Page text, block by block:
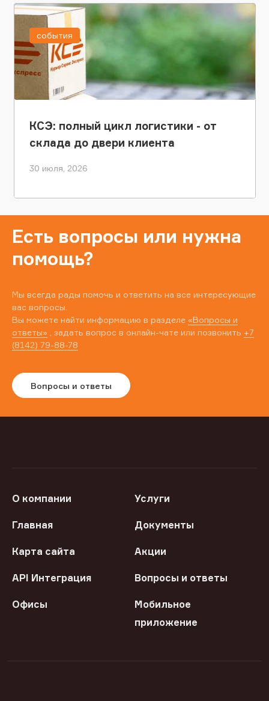
КСЭ: полный цикл логистики - от
склада до двери клиента
30 июля, 2026
события
Есть вопросы или нужна
помощь?
Мы всегда рады помочь и ответить на все интересующие
вас вопросы.
Вы можете найти информацию в разделе «Вопросы и
ответы» , задать вопрос в онлайн-чате или позвонить +7
(8142) 79-88-78
Вопросы и ответы
О компании Услуги
Главная Документы
Карта сайта Акции
API Интеграция Вопросы и ответы
Офисы
Мобильное
приложение